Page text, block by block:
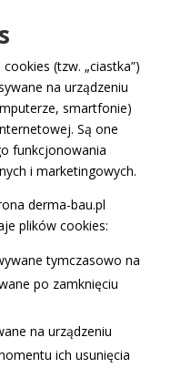
cookies (tzw. „ciastka”)
na urządzeniu
smartfonie)
Są one
funkcjonowania
i marketingowych.
derma-bau.pl
plików cookies:
tymczasowo na
po zamknięciu
na urządzeniu
ich usunięcia